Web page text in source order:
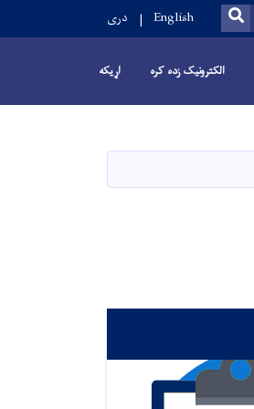
SEARCH
English دری
الکترونیک زده کره اړیکه